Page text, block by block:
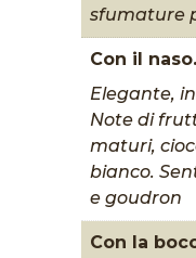
sfumature
Con il
Elegante,
Note di
maturi,
bianco.
e goudron
Con la